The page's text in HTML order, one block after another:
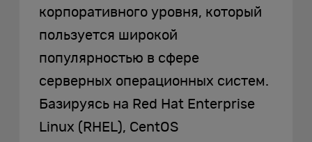
корпоративного уровня, который
пользуется широкой
популярностью в сфере
серверных операционных систем.
Базируясь на Red Hat Enterprise
Linux (RHEL), CentOS